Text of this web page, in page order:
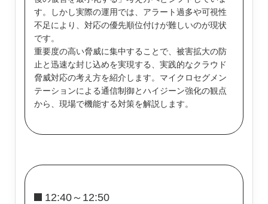
す。しかし実際の運用では、アラート過多や可視性
不足により、対応の優先順位付けが難しいのが現状
です。
重要度の高い脅威に集中することで、被害拡大の防
止と迅速な封じ込めを実現する、実践的なクラウド
脅威対応の考え方を紹介します。マイクロセグメン
テーションによる通信制御とハイジーン強化の観点
から、現場で機能する対策を解説します。
12:40～12:50